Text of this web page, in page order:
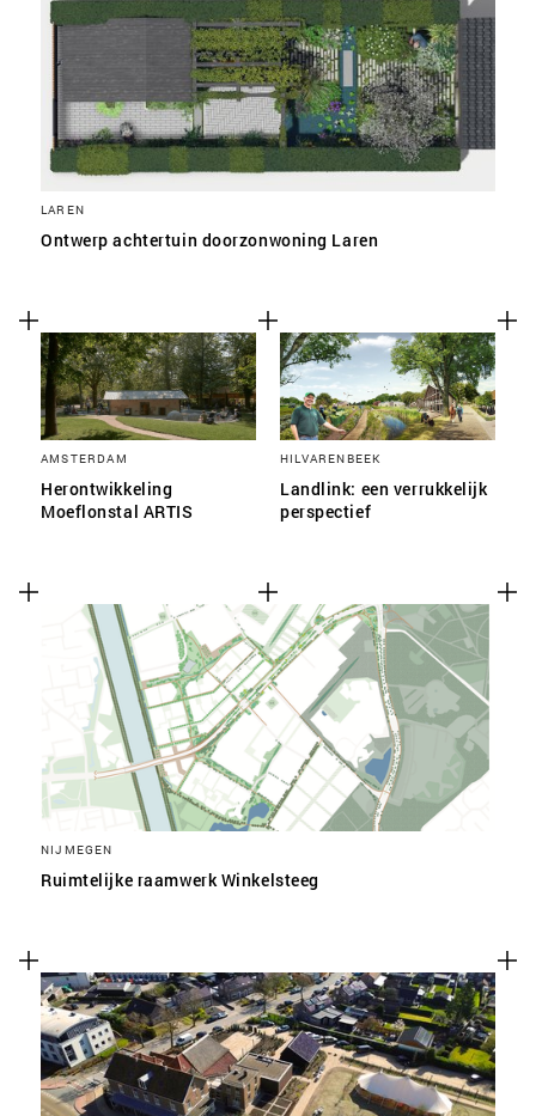
LAREN
Ontwerp achtertuin doorzonwoning Laren
AMSTERDAM
Herontwikkeling
Moeflonstal ARTIS
HILVARENBEEK
Landlink: een verrukkelijk
perspectief
NIJMEGEN
Ruimtelijke raamwerk Winkelsteeg